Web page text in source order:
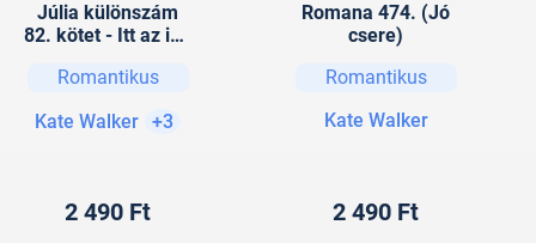
Júlia különszám
82. kötet - Itt az idő
Helyreigazítás, Villa
menyasszony
Romantikus
Kate Walker +3
2 490 Ft
Romana 474. (Jó
csere)
Romantikus
Kate Walker
2 490 Ft